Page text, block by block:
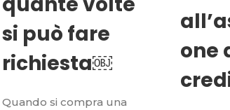
si può fare
richiesta￼
Quando si compra una
one